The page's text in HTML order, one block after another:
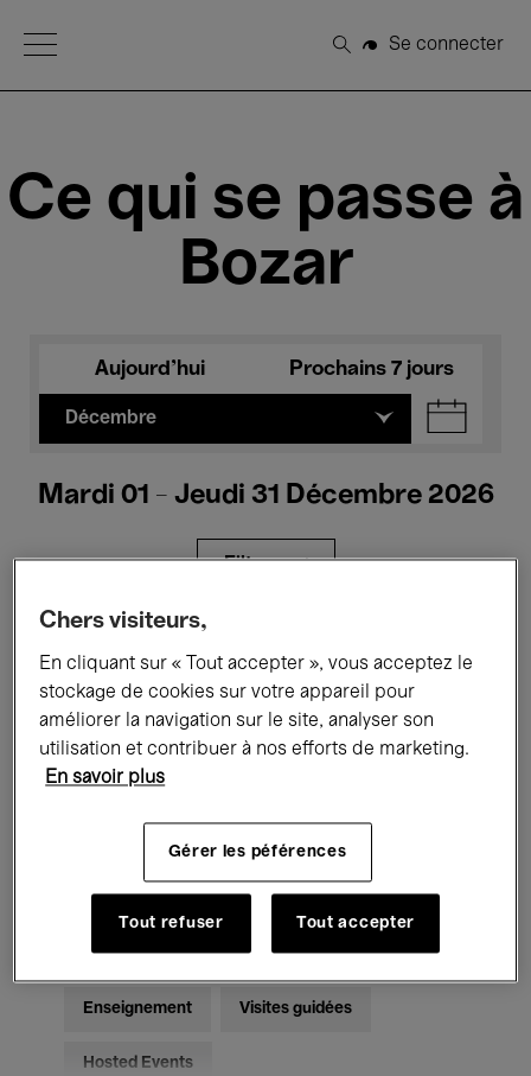
Open Menu
Rechercher
Se connecter
Ce qui se passe à
Bozar
Aujourd'hui Prochains 7 jours
Décembre
Mardi 01 - Jeudi 31 Décembre 2026
Filtres
Expositions Films Performances
Rencontres & Débats Jazz
Musique électronique
Pour tous Kids’ Palace
Enseignement Visites guidées
Hosted Events
Chers visiteurs,
En cliquant sur « Tout accepter », vous acceptez le
stockage de cookies sur votre appareil pour
améliorer la navigation sur le site, analyser son
utilisation et contribuer à nos efforts de marketing.
En savoir plus
Gérer les péférences
Tout refuser Tout accepter